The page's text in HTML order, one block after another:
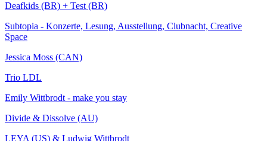
Deafkids (BR) + Test (BR)
Subtopia - Konzerte, Lesung, Ausstellung, Clubnacht, Creative
Space
Jessica Moss (CAN)
Trio LDL
Emily Wittbrodt - make you stay
Divide & Dissolve (AU)
LEYA (US) & Ludwig Wittbrodt